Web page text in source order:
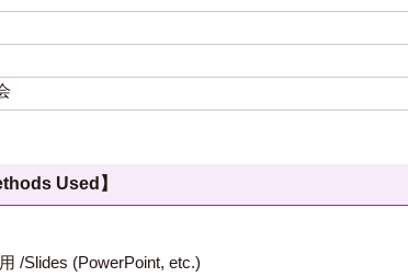
Used】
/Slides (PowerPoint, etc.)